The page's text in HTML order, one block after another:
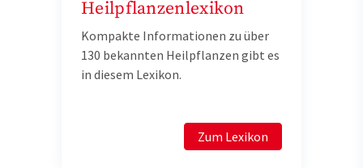
Heilpflanzenlexikon
Kompakte Informationen zu über
130 bekannten Heilpflanzen gibt es
in diesem Lexikon.
Zum Lexikon